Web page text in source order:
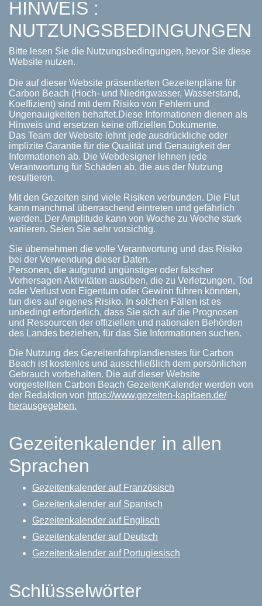
HINWEIS :
NUTZUNGSBEDINGUNGEN
Bitte lesen Sie die Nutzungsbedingungen, bevor Sie diese
Website nutzen.
Die auf dieser Website präsentierten Gezeitenpläne für
Carbon Beach (Hoch- und Niedrigwasser, Wasserstand,
Koeffizient) sind mit dem Risiko von Fehlern und
Ungenauigkeiten behaftet.Diese Informationen dienen als
Hinweis und ersetzen keine offiziellen Dokumente.
Das Team der Website lehnt jede ausdrückliche oder
implizite Garantie für die Qualität und Genauigkeit der
Informationen ab. Die Webdesigner lehnen jede
Verantwortung für Schäden ab, die aus der Nutzung
resultieren.
Mit den Gezeiten sind viele Risiken verbunden. Die Flut
kann manchmal überraschend eintreten und gefährlich
werden. Der Amplitude kann von Woche zu Woche stark
variieren. Seien Sie sehr vorsichtig.
Sie übernehmen die volle Verantwortung und das Risiko
bei der Verwendung dieser Daten.
Personen, die aufgrund ungünstiger oder falscher
Vorhersagen Aktivitäten ausüben, die zu Verletzungen, Tod
oder Verlust von Eigentum oder Gewinn führen könnten,
tun dies auf eigenes Risiko. In solchen Fällen ist es
unbedingt erforderlich, dass Sie sich auf die Prognosen
und Ressourcen der offiziellen und nationalen Behörden
des Landes beziehen, für das Sie Informationen suchen.
Die Nutzung des Gezeitenfahrplandienstes für Carbon
Beach ist kostenlos und ausschließlich dem persönlichen
Gebrauch vorbehalten. Die auf dieser Website
vorgestellten Carbon Beach GezeitenKalender werden von
der Redaktion von https://www.gezeiten-kapitaen.de/
herausgegeben.
Gezeitenkalender in allen
Sprachen
Gezeitenkalender auf Französisch
Gezeitenkalender auf Spanisch
Gezeitenkalender auf Englisch
Gezeitenkalender auf Deutsch
Gezeitenkalender auf Portugiesisch
Schlüsselwörter